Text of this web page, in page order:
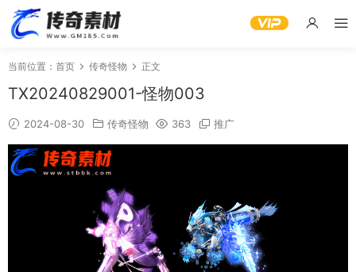
当前位置： 首页 传奇怪物 正文
TX20240829001-怪物003
2024-08-30 传奇怪物 363 推广